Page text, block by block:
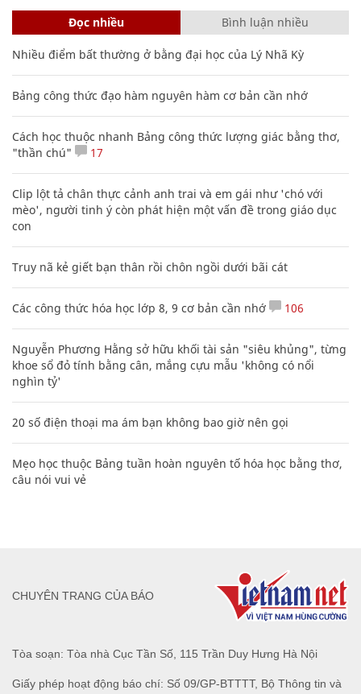
Đọc nhiều Bình luận nhiều
Nhiều điểm bất thường ở bằng đại học của Lý Nhã Kỳ
Bảng công thức đạo hàm nguyên hàm cơ bản cần nhớ
Cách học thuộc nhanh Bảng công thức lượng giác bằng thơ,
"thần chú"
17
Clip lột tả chân thực cảnh anh trai và em gái như 'chó với
mèo', người tinh ý còn phát hiện một vấn đề trong giáo dục
con
Truy nã kẻ giết bạn thân rồi chôn ngồi dưới bãi cát
Các công thức hóa học lớp 8, 9 cơ bản cần nhớ 106
Nguyễn Phương Hằng sở hữu khối tài sản "siêu khủng", từng
khoe sổ đỏ tính bằng cân, mắng cựu mẫu 'không có nổi
nghìn tỷ'
20 số điện thoại ma ám bạn không bao giờ nên gọi
Mẹo học thuộc Bảng tuần hoàn nguyên tố hóa học bằng thơ,
câu nói vui vẻ
Tòa soạn: Tòa nhà Cục Tần Số, 115 Trần Duy Hưng Hà Nội
Giấy phép hoạt động báo chí: Số 09/GP-BTTTT, Bộ Thông tin và
CHUYÊN TRANG CỦA BÁO